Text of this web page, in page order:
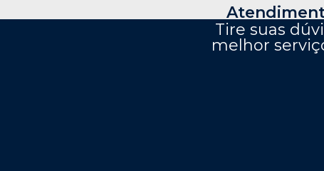
Tire suas
melhor